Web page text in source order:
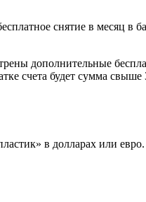
снятие в месяц в
дополнительные
счета будет сумма свыше
в долларах или